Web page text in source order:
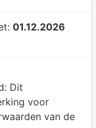
01.12.2026
Dit
voor
van de